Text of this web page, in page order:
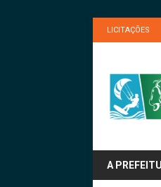
LICITAÇÕES
A